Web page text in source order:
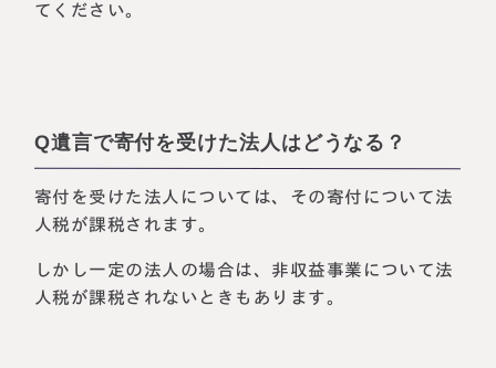
てください。
Q遺言で寄付を受けた法人はどうなる？
寄付を受けた法人については、その寄付について法
人税が課税されます。
しかし一定の法人の場合は、非収益事業について法
人税が課税されないときもあります。